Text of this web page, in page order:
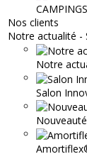
CAMPINGS
Nos clients
Notre actualité -
Notre
Salon